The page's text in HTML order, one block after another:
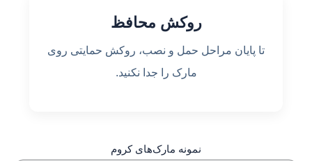
روکش محافظ
تا پایان مراحل حمل و نصب، روکش حمایتی روی
مارک را جدا نکنید.
نمونه مارک‌های کروم